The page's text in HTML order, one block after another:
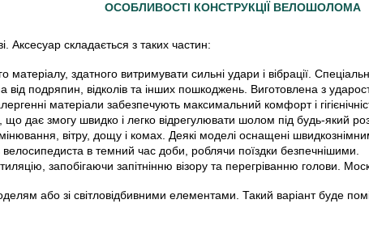
ОСОБЛИВОСТІ КОНСТРУКЦІЇ ВЕЛОШОЛОМА
Аксесуар складається з таких частин:
здатного витримувати сильні удари і вібрації.
подряпин, відколів та інших пошкоджень. Виготовлена з
матеріали забезпечують максимальний комфорт і
що дає змогу швидко і легко відрегулювати шолом під будь-який
вітру, дощу і комах. Деякі моделі оснащені
в темний час доби, роблячи поїздки безпечнішими.
запобігаючи запітнінню візору та перегріванню голови.
або зі світловідбивними елементами. Такий варіант буде